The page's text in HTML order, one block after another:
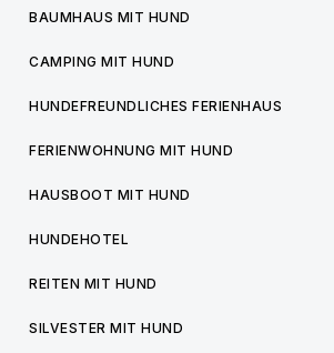
BAUMHAUS MIT HUND
CAMPING MIT HUND
HUNDEFREUNDLICHES FERIENHAUS
FERIENWOHNUNG MIT HUND
HAUSBOOT MIT HUND
HUNDEHOTEL
REITEN MIT HUND
SILVESTER MIT HUND